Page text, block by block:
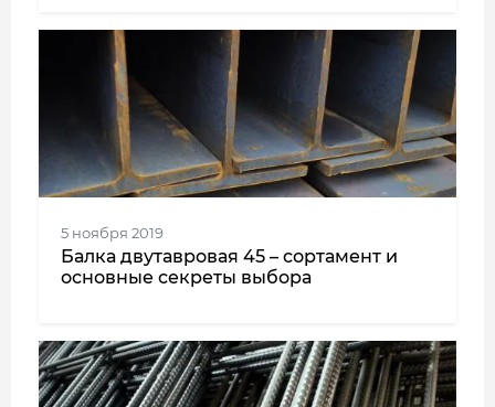
5 ноября 2019
Балка двутавровая 45 – сортамент и
основные секреты выбора